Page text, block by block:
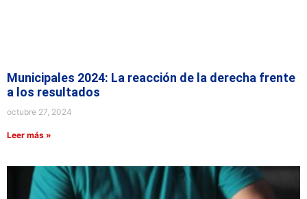
Municipales 2024: La reacción de la derecha frente
a los resultados
octubre 27, 2024
Leer más »